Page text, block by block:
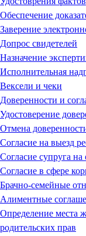
Обеспечение
Заверение
Допрос свидетелей
Назначение
Исполнительная
Вексели и чеки
Доверенности и
Удостоверение
Отмена
Согласие на выезд
Согласие супруга на
Согласие в сфере
Брачно-семейные
Алиментные
Определение места
родительских прав